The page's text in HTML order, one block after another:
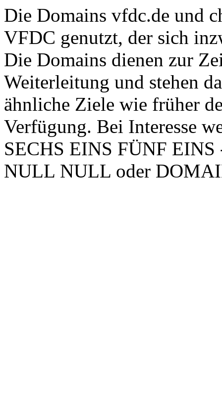
Die Domains vfdc.de und
VFDC genutzt, der sich
Die Domains dienen zur
Weiterleitung und stehen
ähnliche Ziele wie früher
Verfügung. Bei Interesse
SECHS EINS FÜNF
NULL NULL oder